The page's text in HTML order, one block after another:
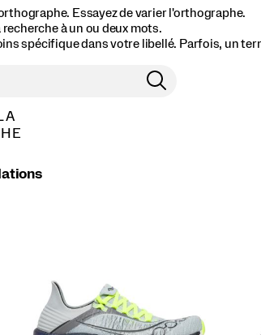
Essayez de varier l'orthographe.
recherche à un ou deux mots.
spécifique dans votre libellé. Parfois, un